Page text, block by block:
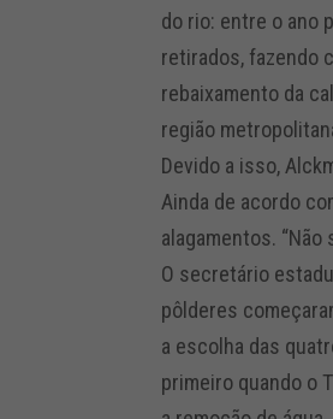
do rio: entre o ano
retirados, fazendo
rebaixamento da
região
Devido a isso,
Ainda de acordo
alagamentos.
O secretário
pôlderes
a escolha das
primeiro quando o